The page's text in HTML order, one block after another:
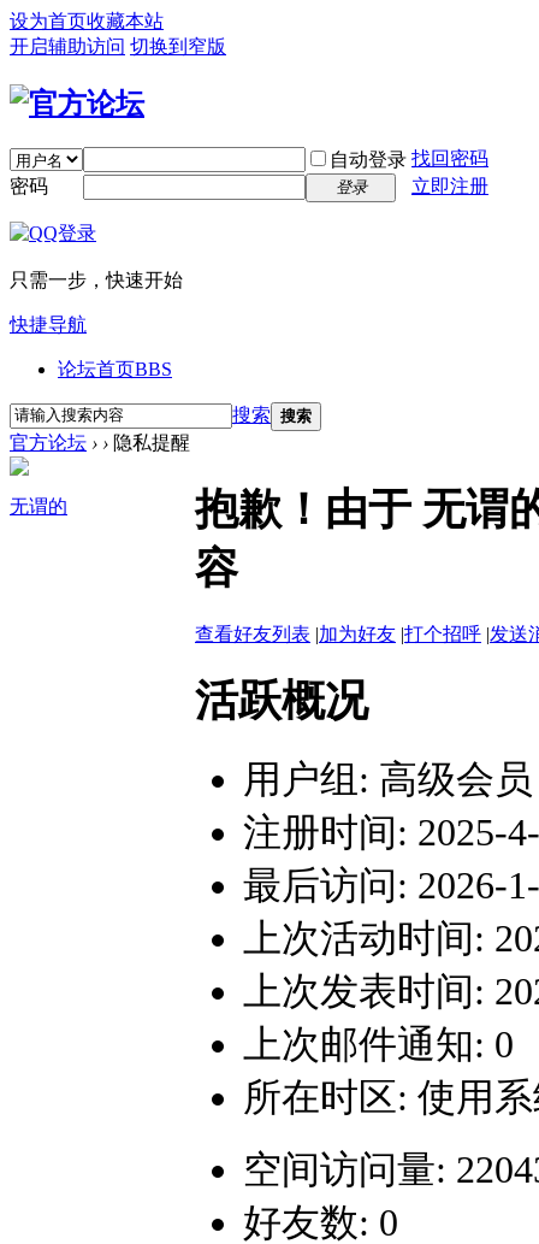
设为首页收藏本站
开启辅助访问 切换到窄版
自动登录 找回密码
密码
登录 立即注册
只需一步，快速开始
快捷导航
论坛首页BBS
搜索 搜索
官方论坛 › › 隐私提醒
无谓的
抱歉！由于 无谓
容
查看好友列表 |加为好友 |打个招呼 |发送
活跃概况
用户组: 高级会员
注册时间: 2025-
最后访问: 2026-
上次活动时间:
上次发表时间:
上次邮件通知: 0
所在时区: 使用
空间访问量:
好友数: 0